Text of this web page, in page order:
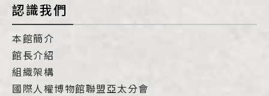
認識我們
本館簡介
館長介紹
組織架構
國際人權博物館聯盟亞太分會